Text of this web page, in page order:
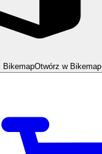
BikemapOtwórz w Bikemap